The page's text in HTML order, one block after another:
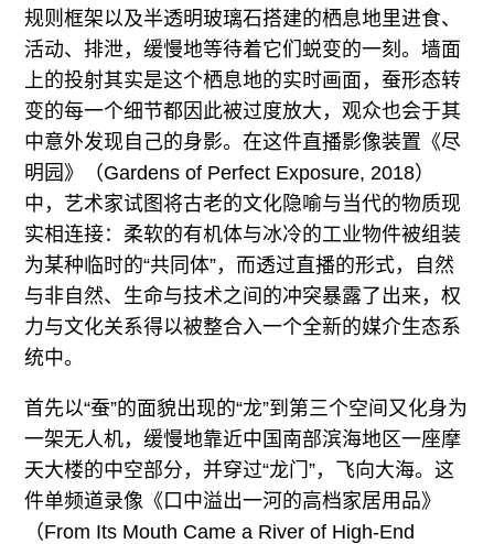
规则框架以及半透明玻璃石搭建的栖息地里进食、
活动、排泄，缓慢地等待着它们蜕变的一刻。墙面
上的投射其实是这个栖息地的实时画面，蚕形态转
变的每一个细节都因此被过度放大，观众也会于其
中意外发现自己的身影。在这件直播影像装置《尽
明园》（Gardens of Perfect Exposure, 2018）
中，艺术家试图将古老的文化隐喻与当代的物质现
实相连接：柔软的有机体与冰冷的工业物件被组装
为某种临时的“共同体”，而透过直播的形式，自然
与非自然、生命与技术之间的冲突暴露了出来，权
力与文化关系得以被整合入一个全新的媒介生态系
统中。
首先以“蚕”的面貌出现的“龙”到第三个空间又化身为
一架无人机，缓慢地靠近中国南部滨海地区一座摩
天大楼的中空部分，并穿过“龙门”，飞向大海。这
件单频道录像《口中溢出一河的高档家居用品》
（From Its Mouth Came a River of High-End